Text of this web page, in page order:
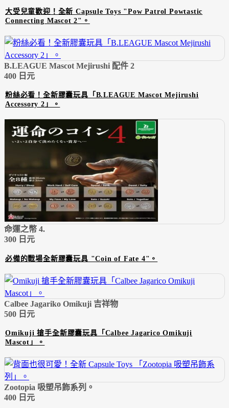
大受兒童歡迎！全新 Capsule Toys "Pow Patrol Powtastic
Connecting Mascot 2"。
B.LEAGUE Mascot Mejirushi 配件 2
400 日元
粉絲必看！全新膠囊玩具「B.LEAGUE Mascot Mejirushi
Accessory 2」。
命運之幣 4.
300 日元
必備的戰場全新膠囊玩具 "Coin of Fate 4"。
Calbee Jagariko Omikuji 吉祥物
500 日元
Omikuji 搶手全新膠囊玩具「Calbee Jagarico Omikuji
Mascot」。
Zootopia 吸塑吊飾系列。
400 日元